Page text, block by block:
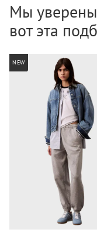
Мы
вот эта
NEW